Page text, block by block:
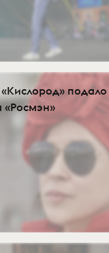
«Кислород» подало